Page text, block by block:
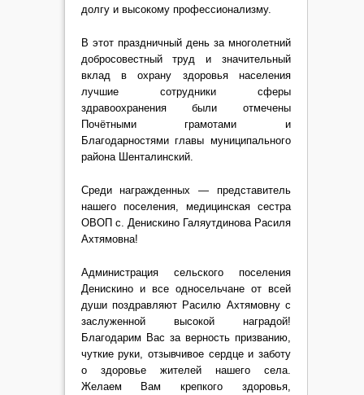
долгу и высокому профессионализму.
В этот праздничный день за многолетний
добросовестный труд и значительный
вклад в охрану здоровья населения
лучшие сотрудники сферы
здравоохранения были отмечены
Почётными грамотами и
Благодарностями главы муниципального
района Шенталинский.
Среди награжденных — представитель
нашего поселения, медицинская сестра
ОВОП с. Денискино Галяутдинова Расиля
Ахтямовна!
Администрация сельского поселения
Денискино и все односельчане от всей
души поздравляют Расилю Ахтямовну с
заслуженной высокой наградой!
Благодарим Вас за верность призванию,
чуткие руки, отзывчивое сердце и заботу
о здоровье жителей нашего села.
Желаем Вам крепкого здоровья,